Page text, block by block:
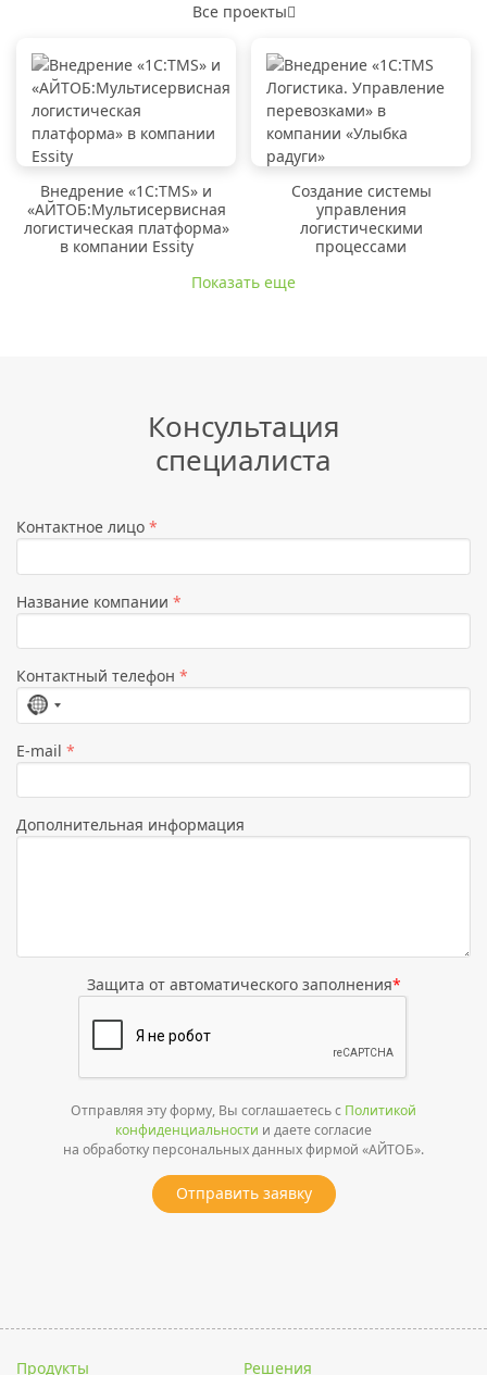
Все проекты
Внедрение «1C:TMS» и
«АЙТОБ:Мультисервисная
логистическая платформа»
в компании Essity
Создание системы
управления
логистическими
процессами
Показать еще
Консультация
специалиста
Контактное лицо *
Название компании *
Контактный телефон *
Страна
не
выбрана
E-mail *
Дополнительная информация
Защита от автоматического заполнения*
Отправляя эту форму, Вы соглашаетесь с Политикой
конфиденциальности и даете согласие
на обработку персональных данных фирмой «АЙТОБ».
Отправить заявку
Продукты Решения